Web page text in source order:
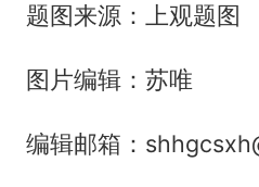
题图来源：上观题图
图片编辑：苏唯
编辑邮箱：